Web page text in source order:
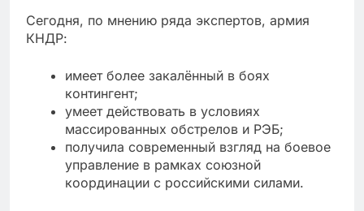
Сегодня, по мнению ряда экспертов, армия
КНДР:
имеет более закалённый в боях
контингент;
умеет действовать в условиях
массированных обстрелов и РЭБ;
получила современный взгляд на боевое
управление в рамках союзной
координации с российскими силами.